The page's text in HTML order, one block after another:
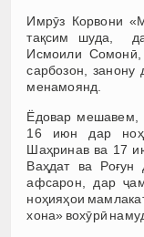
Имрӯз Корвони
тақсим шуда,
Исмоили
сарбозон, занону
менамоянд.
Ёдовар мешавем,
16 июн дар
Шаҳринав ва 17
Ваҳдат ва Роғун
афсарон, дар
ноҳияҳои
хона» вохӯрӣ